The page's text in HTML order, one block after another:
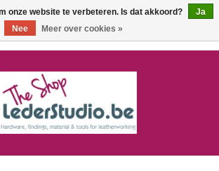
onze website te verbeteren. Is dat akkoord?
Ja
Nee
Meer over cookies »